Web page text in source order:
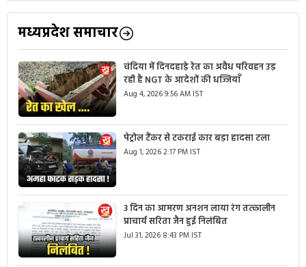
मध्यप्रदेश समाचार
चंदिया में दिनदहाड़े रेत का अवैध परिवहन उड़
रही है NGT के आदेशों की धज्जियाँ
Aug 4, 2026 9:56 AM IST
पेट्रोल टैंकर से टकराई कार बड़ा हादसा टला
Aug 1, 2026 2:17 PM IST
3 दिन का आमरण अनशन लाया रंग तत्कालीन
प्राचार्य सरिता जैन हुई निलंबित
Jul 31, 2026 8:43 PM IST